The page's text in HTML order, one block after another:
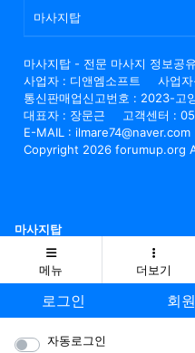
마사지탑
마사지탑 - 전문 마사지 정보공
사업자 : 디앤엠소프트
사업
통신판매업신고번호 : 2023-고
대표자 : 장문근
고객센터 :
E-MAIL : ilmare74@naver.com
Copyright 2026 forumup.org
마사지탑
메뉴 더보기
로그인 회
자동로그인